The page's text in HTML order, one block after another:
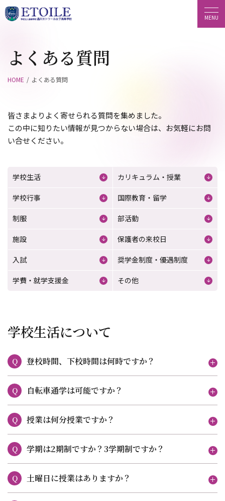
よくある質問
HOME よくある質問
皆さまよりよく寄せられる質問を集めました。
この中に知りたい情報が見つからない場合は、お気軽にお問
い合せください。
学校生活 カリキュラム・授業
学校行事 国際教育・留学
制服 部活動
施設 保護者の来校日
入試 奨学金制度・優遇制度
学費・就学支援金 その他
学校生活について
Q 登校時間、下校時間は何時ですか？
Q 自転車通学は可能ですか？
Q 授業は何分授業ですか？
Q 学期は2期制ですか？3学期制ですか？
Q 土曜日に授業はありますか？